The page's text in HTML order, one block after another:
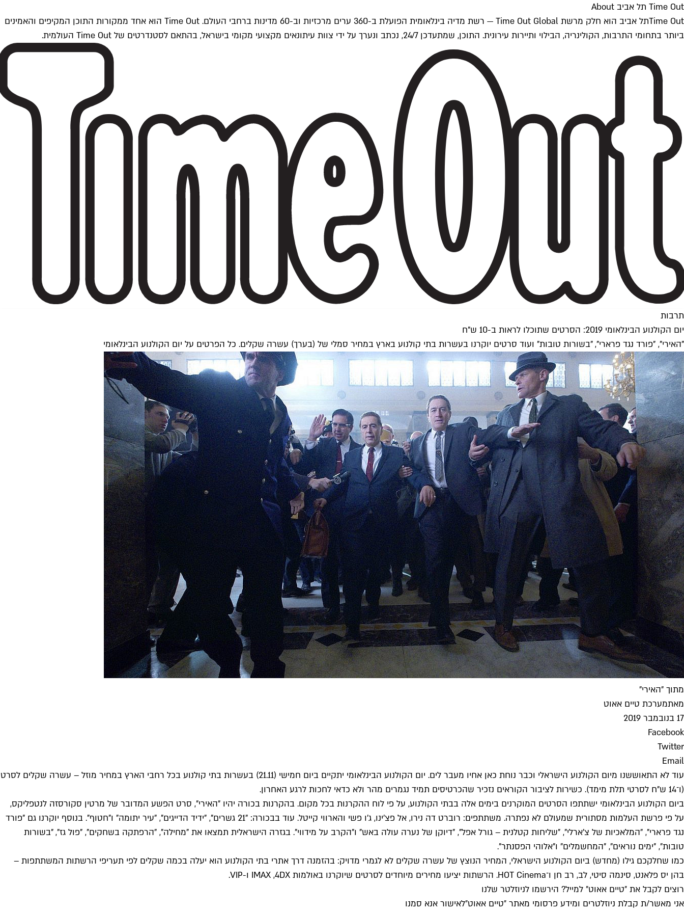
Time Out תל אביב About
Time Outתל אביב הוא חלק מרשת Time Out Global — רשת מדיה בינלאומית הפועלת ב-360 ערים מרכזיות וב-60 מדינות ברחבי העולם. Time Out הוא אחד ממקורות התוכן המקיפים והאמינים
ביותר בתחומי התרבות, הקולינריה, הבילוי ותיירות עירונית. התוכן, שמתעדכן 24/7, נכתב ונערך על ידי צוות עיתונאים מקצועי מקומי בישראל, בהתאם לסטנדרטים של Time Out העולמית.
תרבות
יום הקולנוע הבינלאומי 2019: הסרטים שתוכלו לראות ב-10 ש"ח
"האירי", "פורד נגד פרארי", "בשורות טובות" ועוד סרטים יוקרנו בעשרות בתי קולנוע בארץ במחיר סמלי של (בערך) עשרה שקלים. כל הפרטים על יום הקולנוע הבינלאומי
מתוך "האירי"
מאתמערכת טיים אאוט
17 בנובמבר 2019
Facebook
Twitter
Email
עוד לא התאוששנו מיום הקולנוע הישראלי וכבר נוחת כאן אחיו מעבר לים. יום הקולנוע הבינלאומי יתקיים ביום חמישי (21.11) בעשרות בתי קולנוע בכל רחבי הארץ במחיר מוזל – עשרה שקלים לסרט
(ו־14 ש"ח לסרטי תלת מימד). כשירות לציבור הקוראים נזכיר שהכרטיסים תמיד נגמרים מהר ולא כדאי לחכות לרגע האחרון.
ביום הקולנוע הבינלאומי ישתתפו הסרטים המוקרנים בימים אלה בבתי הקולנוע, על פי לוח ההקרנות בכל מקום. בהקרנות בכורה יהיו "האירי", סרט הפשע המדובר של מרטין סקורסזה לנטפליקס,
על פי פרשת העלמות מסתורית שמעולם לא נפתרה. משתתפים: רוברט דה נירו, אל פצ'ינו, ג'ו פשי והארווי קייטל. עוד בבכורה: "21 גשרים", "ידיד הדייגים", "עיר יתומה" ו"חטוף". בנוסף יוקרנו גם "פורד
נגד פרארי", "המלאכיות של צ'ארלי", "שליחות קטלנית – גורל אפל", "דיוקן של נערה עולה באש" ו"הקרב על מידווי". בגזרה הישראלית תמצאו את "מחילה", "הרפתקה בשחקים", "פול גז", "בשורות
טובות", "ימים נוראים", "המחשמלים" ו"אלוהי הפסנתר".
כמו שחלקכם גילו (מחדש) ביום הקולנוע הישראלי, המחיר הנוצץ של עשרה שקלים לא לגמרי מדויק: בהזמנה דרך אתרי בתי הקולנוע הוא יעלה בכמה שקלים לפי תעריפי הרשתות המשתתפות –
בהן יס פלאנט, סינמה סיטי, לב, רב חן ו־HOT Cinema. הרשתות יציעו מחירים מיוחדים לסרטים שיוקרנו באולמות IMAX ,4DX ו-VIP.
רוצים לקבל את ״טיים אאוט״ למייל? הירשמו לניוזלטר שלנו
אני מאשר/ת קבלת ניוזלטרים ומידע פרסומי מאתר ״טיים אאוט״לאישור אנא סמנו